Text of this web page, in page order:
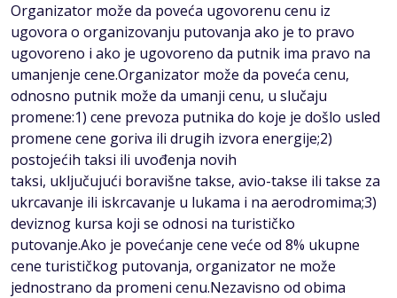
Organizator može da poveća ugovorenu cenu iz
ugovora o organizovanju putovanja ako je to pravo
ugovoreno i ako je ugovoreno da putnik ima pravo na
umanjenje cene.Organizator može da poveća cenu,
odnosno putnik može da umanji cenu, u slučaju
promene:1) cene prevoza putnika do koje je došlo usled
promene cene goriva ili drugih izvora energije;2)
postojećih taksi ili uvođenja novih
taksi, uključujući boravišne takse, avio-takse ili takse za
ukrcavanje ili iskrcavanje u lukama i na aerodromima;3)
deviznog kursa koji se odnosi na turističko
putovanje.Ako je povećanje cene veće od 8% ukupne
cene turističkog putovanja, organizator ne može
jednostrano da promeni cenu.Nezavisno od obima